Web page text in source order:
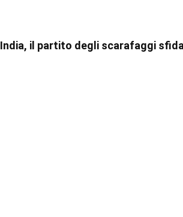
India, il partito degli scarafaggi